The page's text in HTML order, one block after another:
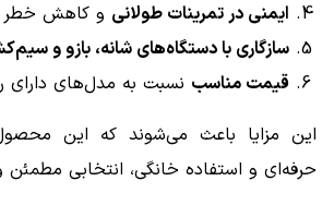
ایمنی در تمرینات طولانی و کاهش خطر
سازگاری با دستگاه‌های شانه، بازو و
قیمت مناسب نسبت به مدل‌های
این مزایا باعث می‌شوند که این
حرفه‌ای و استفاده خانگی، انتخابی مطمئن